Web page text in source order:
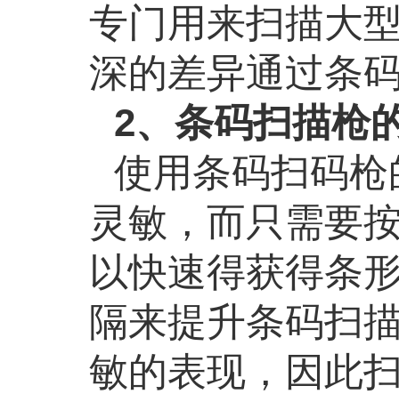
专门用来扫描大
深的差异通过条
2、条码扫描枪
使用条码扫码
灵敏，而只需要
以快速得获得条
隔来提升条码扫
敏的表现，因此